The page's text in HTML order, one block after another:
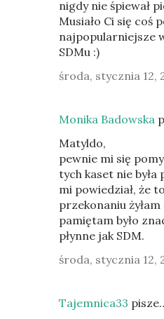
nigdy nie śpiewał
Musiało Ci się coś
najpopularniejsze
SDMu :)
środa, stycznia 12,
Monika Badowska
Matyldo,
pewnie mi się
tych kaset nie była
mi powiedział, że
przekonaniu
pamiętam było
płynne jak SDM.
środa, stycznia 12,
Tajemnica33